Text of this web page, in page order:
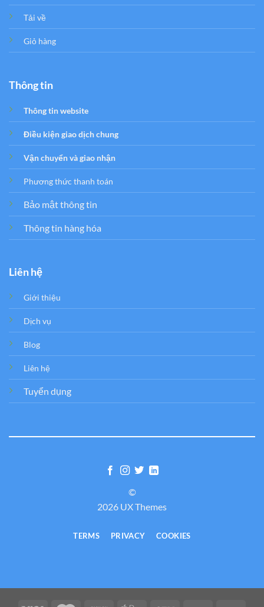
Tải về
Giỏ hàng
Thông tin
Thông tin website
Điều kiện giao dịch chung
Vận chuyển và giao nhận
Phương thức thanh toán
Bảo mật thông tin
Thông tin hàng hóa
Liên hệ
Giới thiệu
Dịch vụ
Blog
Liên hệ
Tuyển dụng
©
2026 UX Themes
TERMS PRIVACY COOKIES